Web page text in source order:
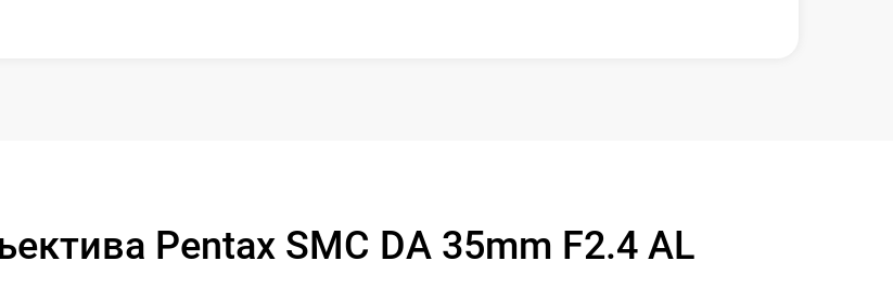
Pentax SMC DA 35mm F2.4 AL